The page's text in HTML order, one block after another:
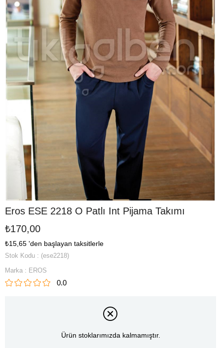
Eros ESE 2218 O Patlı Int Pijama Takımı
₺170,00
₺15,65 'den başlayan taksitlerle
Stok Kodu
(ese2218)
Marka : EROS
0.0
Ürün stoklarımızda kalmamıştır.